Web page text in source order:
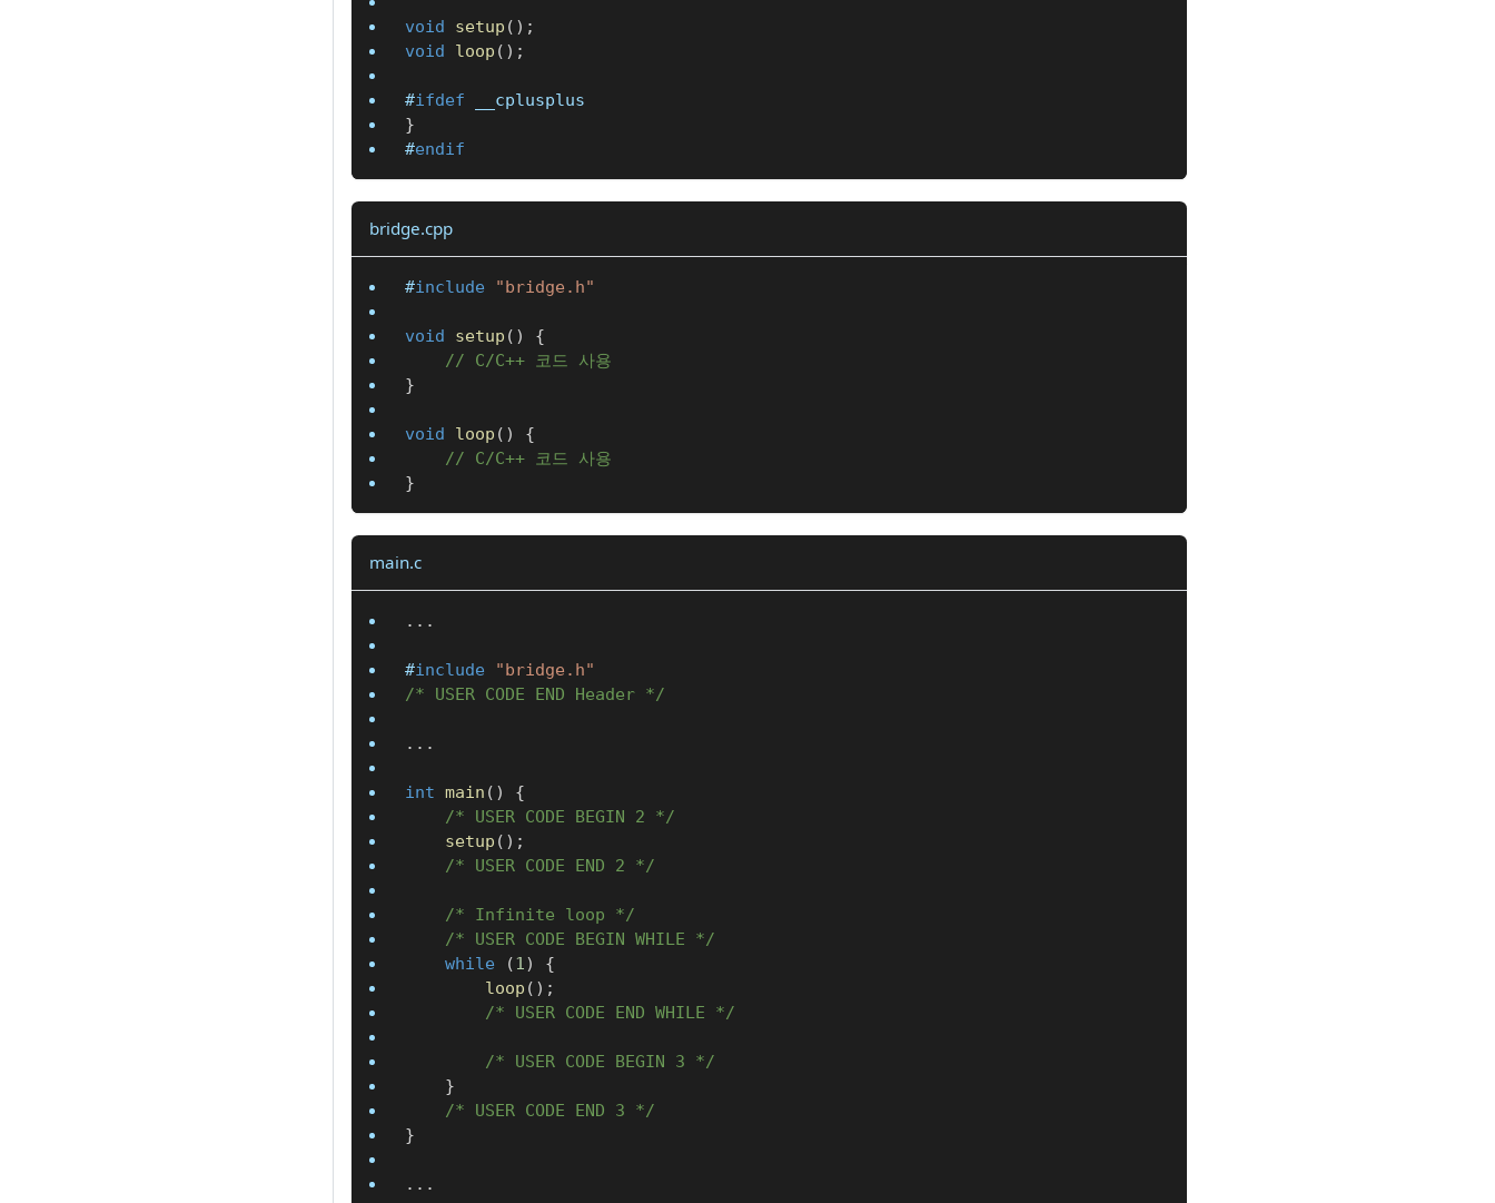
void setup ( ) ;
void
loop ( ) ;
#ifdef
__cplusplus
}
#endif
bridge.cpp
#include "bridge.h"
void setup ( )
{
// C/C++ 코드 사용
}
void loop ( )
{
// C/C++ 코드 사용
}
main.c
. . .
#include
"bridge.h"
/* USER CODE END Header */
. . .
int main ( )
{
/* USER CODE BEGIN 2 */
setup ( ) ;
/* USER CODE END 2 */
/* Infinite loop */
/* USER CODE BEGIN WHILE */
while
(1)
{
loop ( ) ;
/* USER CODE END WHILE */
/* USER CODE BEGIN 3 */
}
/* USER CODE END 3 */
}
. . .